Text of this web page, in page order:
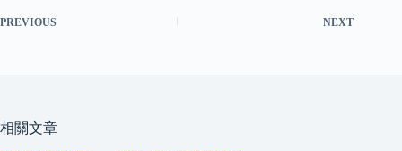
PREVIOUS NEXT
相關文章